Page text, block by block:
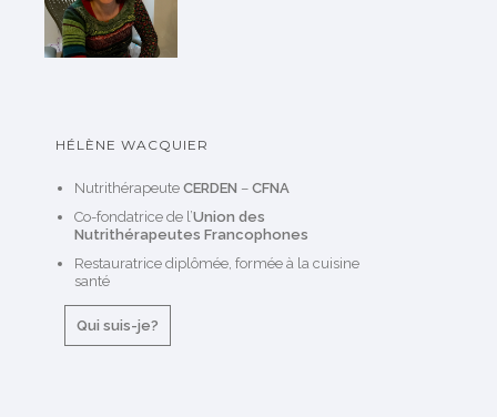
HÉLÈNE WACQUIER
Nutrithérapeute CERDEN – CFNA
Co-fondatrice de l’Union des
Nutrithérapeutes Francophones
Restauratrice diplômée, formée à la cuisine
santé
Qui suis-je?